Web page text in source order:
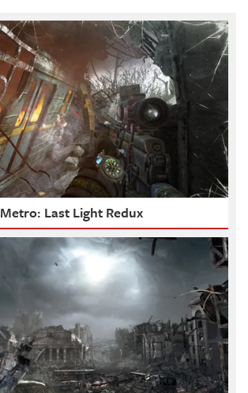
Metro: Last Light Redux